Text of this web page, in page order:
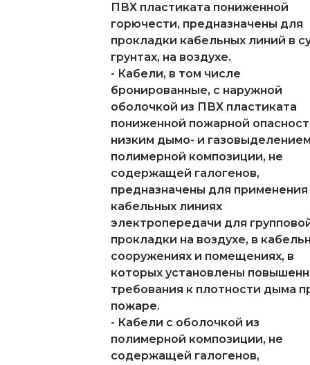
ПВХ пластиката пониженной
горючести, предназначены для
прокладки кабельных линий в
грунтах, на воздухе.
- Кабели, в том числе
бронированные, с наружной
оболочкой из ПВХ пластиката
пониженной пожарной
низким дымо- и
полимерной композиции, не
содержащей галогенов,
предназначены для применения
кабельных линиях
электропередачи для
прокладки на воздухе, в
сооружениях и помещениях, в
которых установлены
требования к плотности дыма
пожаре.
- Кабели с оболочкой из
полимерной композиции, не
содержащей галогенов,